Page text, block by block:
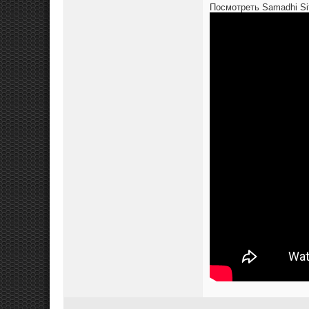
Посмотреть Samadhi